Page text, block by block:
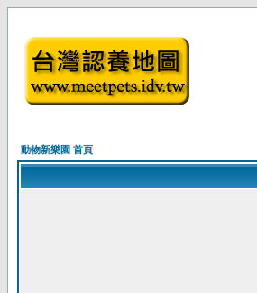
動物新樂園 首頁